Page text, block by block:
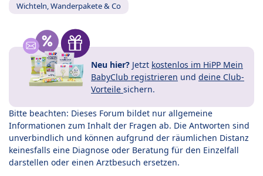
Wichteln, Wanderpakete & Co
Neu hier? Jetzt kostenlos im HiPP Mein
BabyClub registrieren und deine Club-
Vorteile sichern.
Bitte beachten: Dieses Forum bildet nur allgemeine
Informationen zum Inhalt der Fragen ab. Die Antworten sind
unverbindlich und können aufgrund der räumlichen Distanz
keinesfalls eine Diagnose oder Beratung für den Einzelfall
darstellen oder einen Arztbesuch ersetzen.